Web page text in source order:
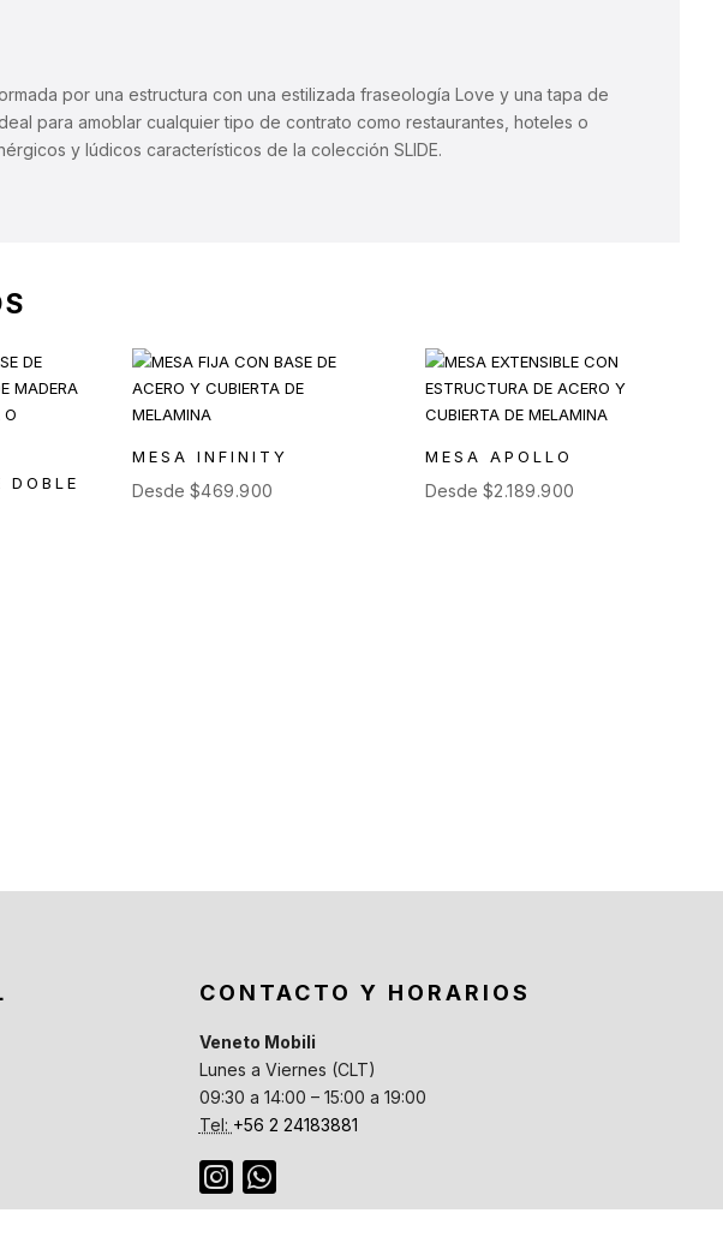
por una estructura con una estilizada fraseología Love y una tapa de
para amoblar cualquier tipo de contrato como restaurantes, hoteles o
y lúdicos característicos de la colección SLIDE.
DOBLE
MESA INFINITY
Desde $469.900
MESA APOLLO
Desde $2.189.900
CONTACTO Y HORARIOS
Veneto Mobili
Lunes a Viernes (CLT)
09:30 a 14:00 – 15:00 a 19:00
Tel: +56 2 24183881